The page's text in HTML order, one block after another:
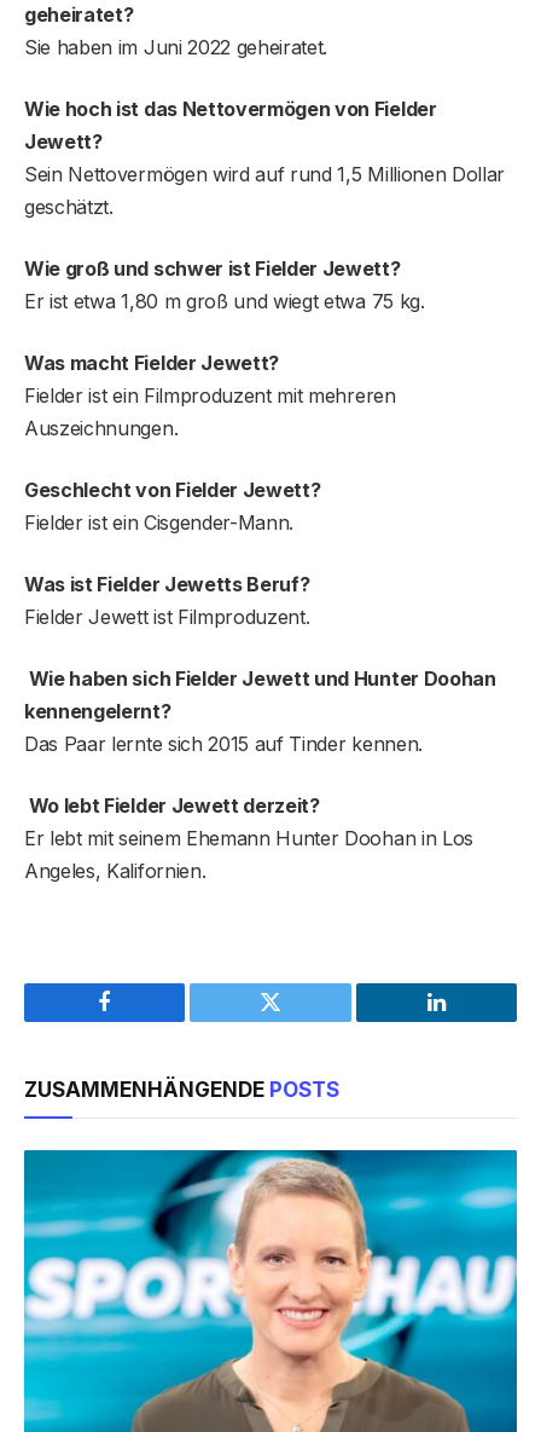
geheiratet?
Sie haben im Juni 2022 geheiratet.
Wie hoch ist das Nettovermögen von Fielder
Jewett?
Sein Nettovermögen wird auf rund 1,5 Millionen Dollar
geschätzt.
Wie groß und schwer ist Fielder Jewett?
Er ist etwa 1,80 m groß und wiegt etwa 75 kg.
Was macht Fielder Jewett?
Fielder ist ein Filmproduzent mit mehreren
Auszeichnungen.
Geschlecht von Fielder Jewett?
Fielder ist ein Cisgender-Mann.
Was ist Fielder Jewetts Beruf?
Fielder Jewett ist Filmproduzent.
Wie haben sich Fielder Jewett und Hunter Doohan
kennengelernt?
Das Paar lernte sich 2015 auf Tinder kennen.
Wo lebt Fielder Jewett derzeit?
Er lebt mit seinem Ehemann Hunter Doohan in Los
Angeles, Kalifornien.
Facebook Twitter LinkedIn
ZUSAMMENHÄNGENDE POSTS